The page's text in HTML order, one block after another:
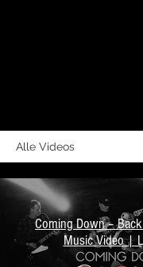
Alle Videos
Coming Down –
Music Video |